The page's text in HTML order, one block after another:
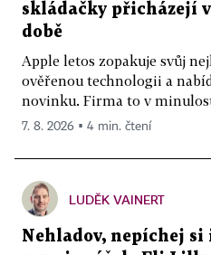
skládačky přicházejí
době
Apple letos zopakuje svůj
ověřenou technologii a
novinku. Firma to v
7. 8. 2026 ▪ 4 min. čtení
LUDĚK VAINERT
Nehladov, nepíchej